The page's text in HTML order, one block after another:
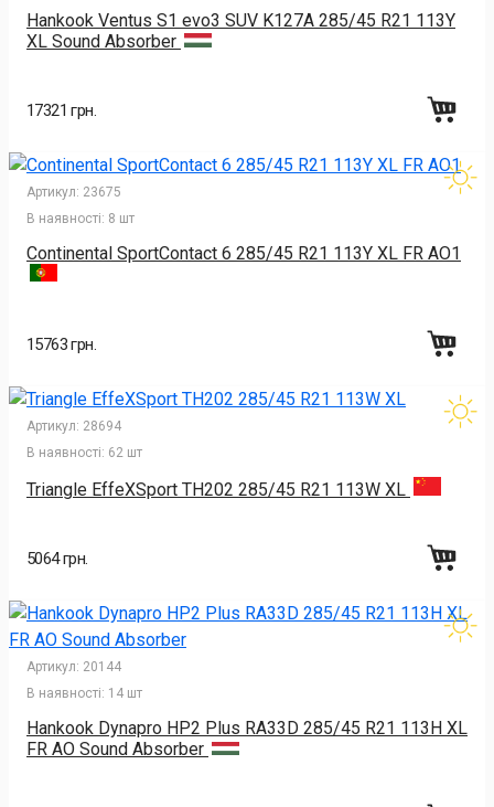
Hankook Ventus S1 evo3 SUV K127A 285/45 R21 113Y
XL Sound Absorber
17321 грн.
Артикул: 23675
В наявності: 8 шт
Continental SportContact 6 285/45 R21 113Y XL FR AO1
15763 грн.
Артикул: 28694
В наявності: 62 шт
Triangle EffeXSport TH202 285/45 R21 113W XL
5064 грн.
Артикул: 20144
В наявності: 14 шт
Hankook Dynapro HP2 Plus RA33D 285/45 R21 113H XL
FR AO Sound Absorber